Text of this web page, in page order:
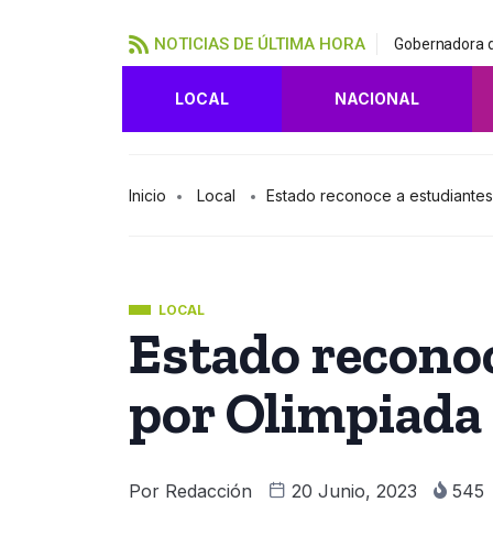
NOTICIAS DE ÚLTIMA HORA Gobernadora
LOCAL NACIONAL
Inicio Local Estado reconoce a
LOCAL
Estado
por
Por Redacción 20 Junio, 2023 545